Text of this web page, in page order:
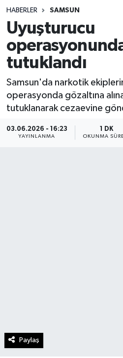
HABERLER SAMSUN
Uyuşturucu
tutuklandı
Samsun'da narkotik
operasyonda gözaltına
tutuklanarak cezaevine
03.06.2026 - 16:23
YAYINLANMA
1 DK
OKUNMA
Paylaş
Spor
Teknoloji
Yaşam